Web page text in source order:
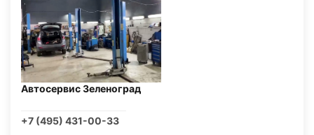
Автосервис Зеленоград
+7 (495) 431-00-33